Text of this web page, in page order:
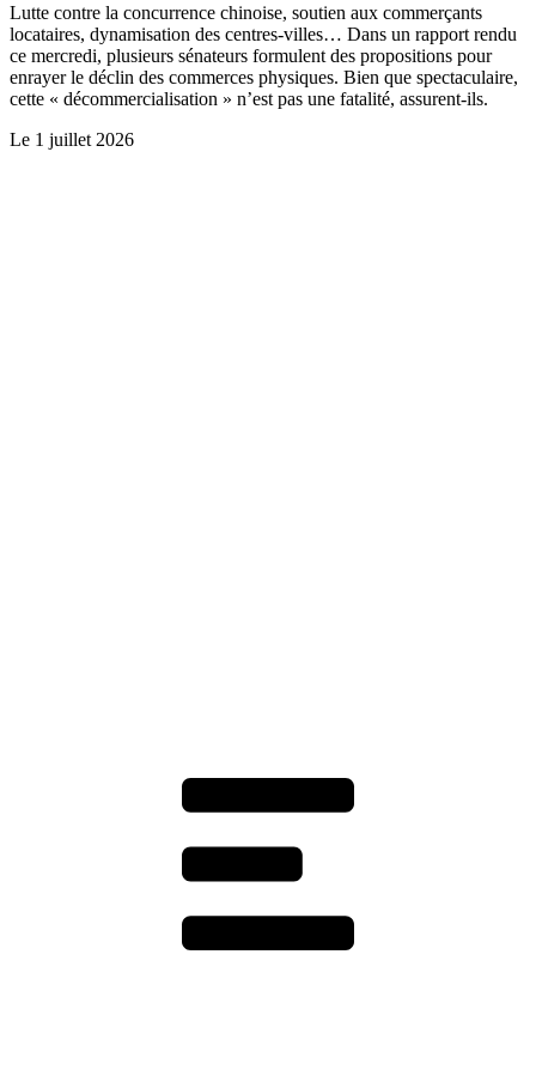
Lutte contre la concurrence chinoise, soutien aux commerçants
locataires, dynamisation des centres-villes… Dans un rapport rendu
ce mercredi, plusieurs sénateurs formulent des propositions pour
enrayer le déclin des commerces physiques. Bien que spectaculaire,
cette « décommercialisation » n’est pas une fatalité, assurent-ils.
Le 1 juillet 2026